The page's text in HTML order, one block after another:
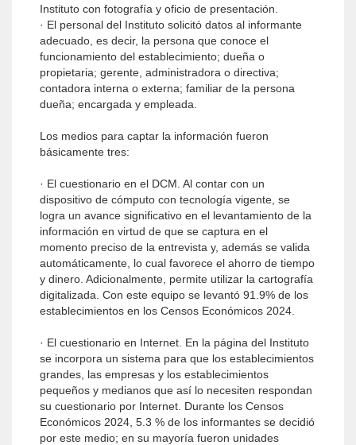
Instituto con fotografía y oficio de presentación.
· El personal del Instituto solicitó datos al informante
adecuado, es decir, la persona que conoce el
funcionamiento del establecimiento; dueña o
propietaria; gerente, administradora o directiva;
contadora interna o externa; familiar de la persona
dueña; encargada y empleada.
Los medios para captar la información fueron
básicamente tres:
· El cuestionario en el DCM. Al contar con un
dispositivo de cómputo con tecnología vigente, se
logra un avance significativo en el levantamiento de la
información en virtud de que se captura en el
momento preciso de la entrevista y, además se valida
automáticamente, lo cual favorece el ahorro de tiempo
y dinero. Adicionalmente, permite utilizar la cartografía
digitalizada. Con este equipo se levantó 91.9% de los
establecimientos en los Censos Económicos 2024.
· El cuestionario en Internet. En la página del Instituto
se incorpora un sistema para que los establecimientos
grandes, las empresas y los establecimientos
pequeños y medianos que así lo necesiten respondan
su cuestionario por Internet. Durante los Censos
Económicos 2024, 5.3 % de los informantes se decidió
por este medio; en su mayoría fueron unidades